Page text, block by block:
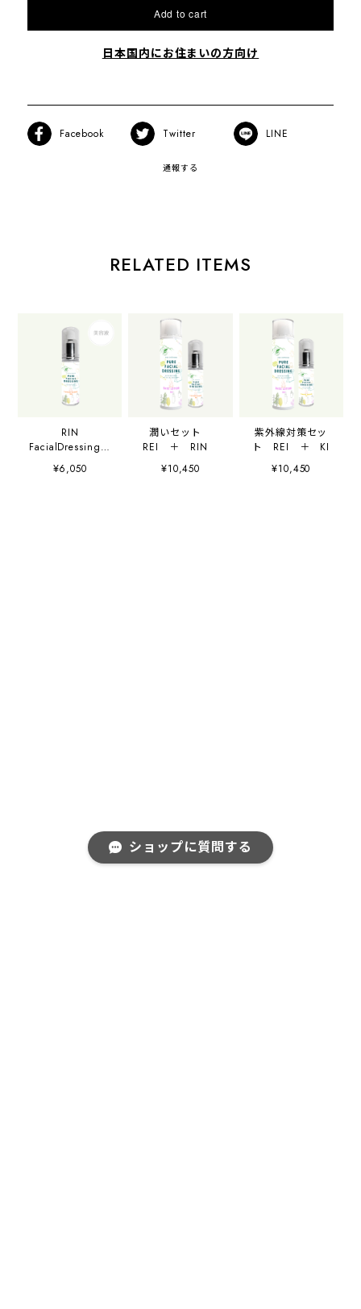
Add to cart
日本国内にお住まいの方向け
Facebook Twitter LINE
通報する
RELATED ITEMS
RIN
FacialDressing
トッピングエッセ
ンス（美容液）
¥6,050
潤いセット
REI ＋ RIN
¥10,450
紫外線対策セッ
ト REI ＋ KI
¥10,450
ショップに質問する